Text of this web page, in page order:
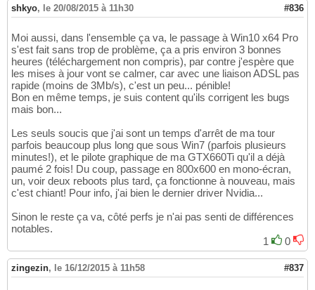
shkyo, le 20/08/2015 à 11h30 #836
Moi aussi, dans l'ensemble ça va, le passage à Win10 x64 Pro
s'est fait sans trop de problème, ça a pris environ 3 bonnes
heures (téléchargement non compris), par contre j'espère que
les mises à jour vont se calmer, car avec une liaison ADSL pas
rapide (moins de 3Mb/s), c'est un peu... pénible!
Bon en même temps, je suis content qu'ils corrigent les bugs
mais bon...
Les seuls soucis que j'ai sont un temps d'arrêt de ma tour
parfois beaucoup plus long que sous Win7 (parfois plusieurs
minutes!), et le pilote graphique de ma GTX660Ti qu'il a déjà
paumé 2 fois! Du coup, passage en 800x600 en mono-écran,
un, voir deux reboots plus tard, ça fonctionne à nouveau, mais
c'est chiant! Pour info, j'ai bien le dernier driver Nvidia...
Sinon le reste ça va, côté perfs je n'ai pas senti de différences
notables.
1
0
zingezin, le 16/12/2015 à 11h58 #837